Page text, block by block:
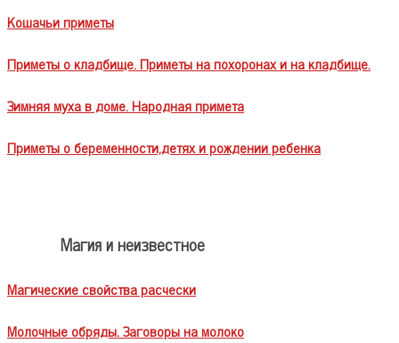
Кошачьи приметы
Приметы о кладбище. Приметы на похоронах и на кладбище.
Зимняя муха в доме. Народная примета
Приметы о беременности,детях и рождении ребенка
Магия и неизвестное
Магические свойства расчески
Молочные обряды. Заговоры на молоко